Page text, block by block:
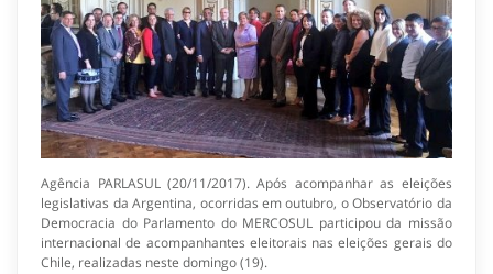
Agência PARLASUL (20/11/2017). Após acompanhar as eleições
legislativas da Argentina, ocorridas em outubro, o Observatório da
Democracia do Parlamento do MERCOSUL participou da missão
internacional de acompanhantes eleitorais nas eleições gerais do
Chile, realizadas neste domingo (19).